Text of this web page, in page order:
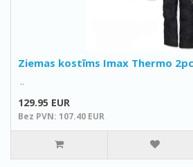
Ziemas kostīms Imax Thermo
..
129.95 EUR
Bez PVN: 107.40 EUR